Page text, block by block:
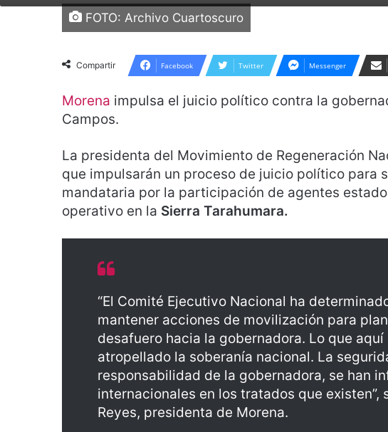
FOTO: Archivo Cuartoscuro
Compartir Facebook Twitter Messenger
Morena impulsa el juicio político contra la
Campos.
La presidenta del Movimiento de Regeneración
que impulsarán un proceso de juicio político para
mandataria por la participación de agentes
operativo en la Sierra Tarahumara.
“El Comité Ejecutivo Nacional ha
mantener acciones de movilización para
desafuero hacia la gobernadora. Lo que
atropellado la soberanía nacional. La
responsabilidad de la gobernadora, se han
internacionales en los tratados que existen”,
Reyes, presidenta de Morena.